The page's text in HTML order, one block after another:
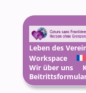
Leben des
Workspace
Wir über uns